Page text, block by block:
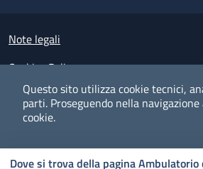
Questo sito utilizza cookie tecnici,
parti. Proseguendo nella
cookie.
Dove si trova della pagina
Small prints
Note legali
Cookies Policy
Policy privacy e protezione del dato
Albo pretorio on-line
Dichiarazione di accessibilità